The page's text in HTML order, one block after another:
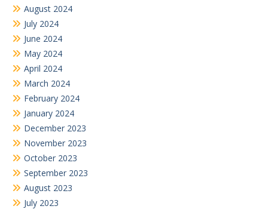
August 2024
July 2024
June 2024
May 2024
April 2024
March 2024
February 2024
January 2024
December 2023
November 2023
October 2023
September 2023
August 2023
July 2023